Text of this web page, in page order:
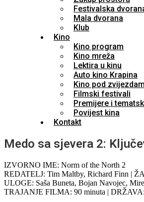
Festivalska
Mala dvorana
Klub
Kino
Kino program
Kino mreža
Lektira u kinu
Auto kino Krapina
Kino pod
Filmski festivali
Premijere i
Povijest kina
Kontakt
Medo sa sjevera 2:
IZVORNO IME: Norm of the North 2
REDATELJ: Tim Maltby, Richard Finn |
ULOGE: Saša Buneta, Bojan Navojec,
TRAJANJE FILMA: 90 minuta |